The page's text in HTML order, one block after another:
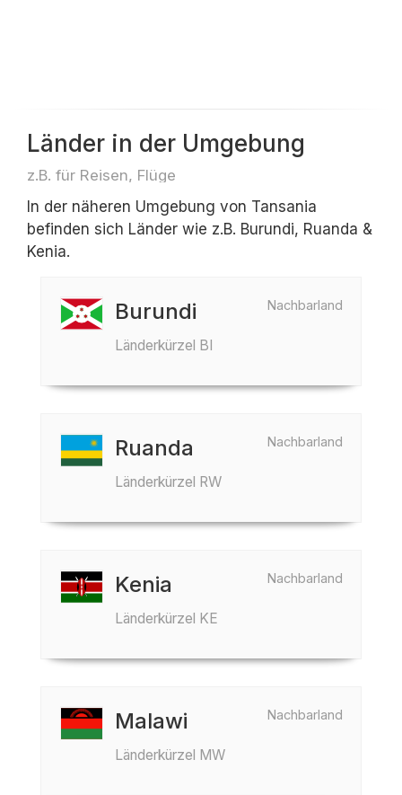
Länder in der Umgebung
z.B. für Reisen, Flüge
In der näheren Umgebung von Tansania
befinden sich Länder wie z.B. Burundi, Ruanda &
Kenia.
Nachbarland
Burundi
Länderkürzel BI
Nachbarland
Ruanda
Länderkürzel RW
Nachbarland
Kenia
Länderkürzel KE
Nachbarland
Malawi
Länderkürzel MW